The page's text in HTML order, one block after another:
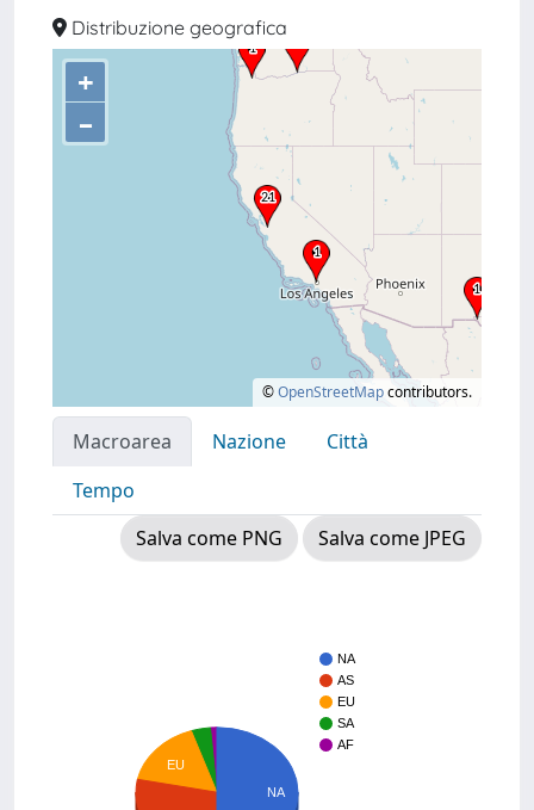
Distribuzione geografica
+
–
©OpenStreetMapcontributors.
Macroarea Nazione
Città
Tempo
Salva come PNG
Salva come JPEG
NA
AS
EU
SA
AF
EU
NA